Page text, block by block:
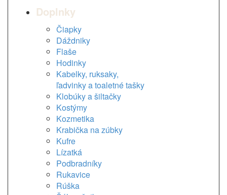
Doplnky
Čiapky
Dáždniky
Flaše
Hodinky
Kabelky, ruksaky,
ľadvinky a toaletné tašky
Klobúky a šiltačky
Kostýmy
Kozmetika
Krabička na zúbky
Kufre
Lízatká
Podbradníky
Rukavice
Rúška